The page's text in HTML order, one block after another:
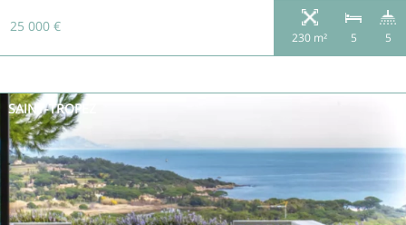
25 000 €
230 m² 5 5
SAINT-TROPEZ